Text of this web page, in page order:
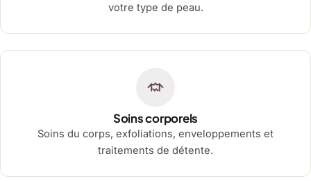
votre type de peau.
Soins corporels
Soins du corps, exfoliations, enveloppements et
traitements de détente.